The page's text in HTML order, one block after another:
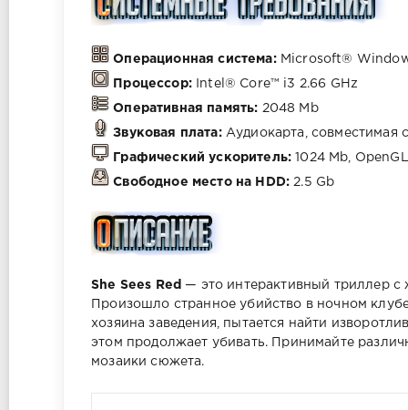
Операционная система:Microsoft®
Процессор:Intel® Core™ i3 2.66 GHz
Оперативная память: 2048 Mb
Звуковая плата:Аудиокарта, совместимая
Графический ускоритель: 1024 Mb,
Свободное место на HDD: 2.5 Gb
She Sees Red — это интерактивный триллер
Произошло странное убийство в ночном
хозяина заведения, пытается найти
этом продолжает убивать. Принимайте
мозаики сюжета.